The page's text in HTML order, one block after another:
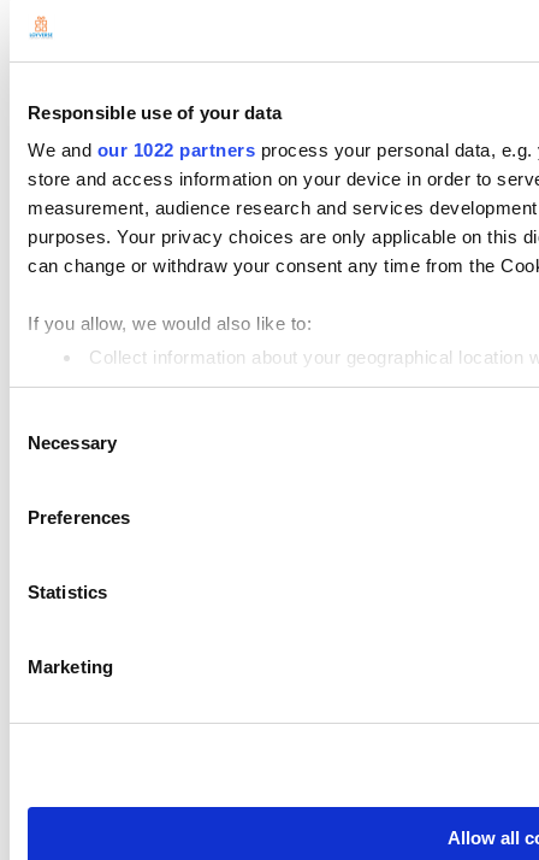
Responsible use of your data
We and our 1022 partners process your personal data,
store and access information on your device in order to
measurement, audience research and services
purposes. Your privacy choices are only applicable on this
can change or withdraw your consent any time from the
If you allow, we would also like to:
Collect information about your geographical
Identify your device by actively scanning it for
share information about your use of our site with our social
Selection
Necessary
Preferences
Statistics
Marketing
Allow all
고객
보고서
설정
하드웨어
결제
제품
Loyverse 포스
대시보드
Kitchen Display
고급 재고 관리
Community
App marketplace